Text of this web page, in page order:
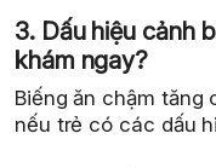
3. Dấu hiệu cảnh
khám ngay?
Biếng ăn chậm tăng
nếu trẻ có các dấu